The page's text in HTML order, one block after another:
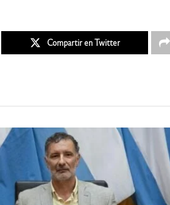
Compartir en Twitter